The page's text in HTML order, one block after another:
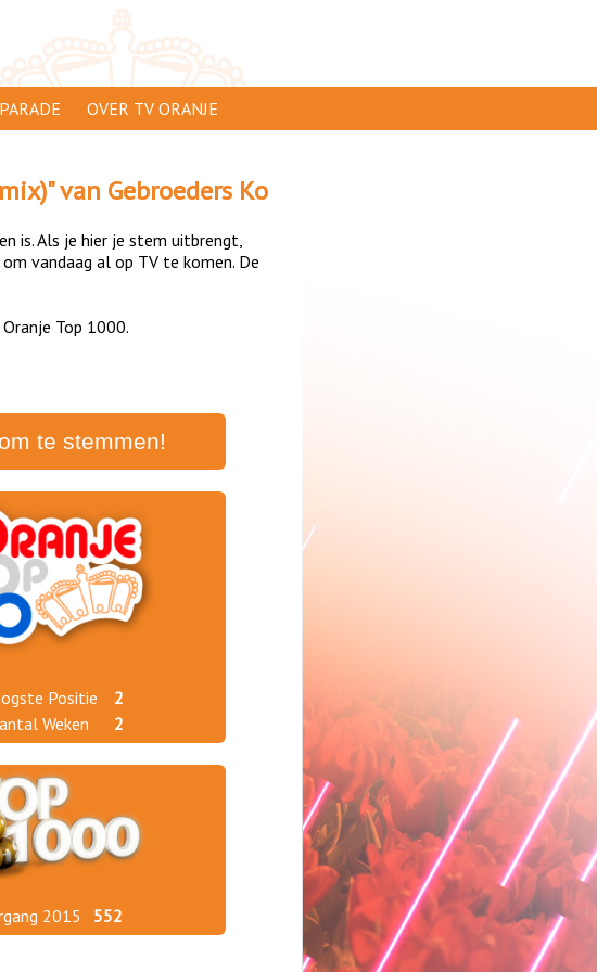
OVER TV ORANJE
CLIP INSTUREN
ADVERTEREN
PRIVACY
" van Gebroeders Ko
is. Als je hier je stem uitbrengt,
om vandaag al op TV te komen. De
Top 1000.
te stemmen!
Positie
2
Weken
2
2015 552